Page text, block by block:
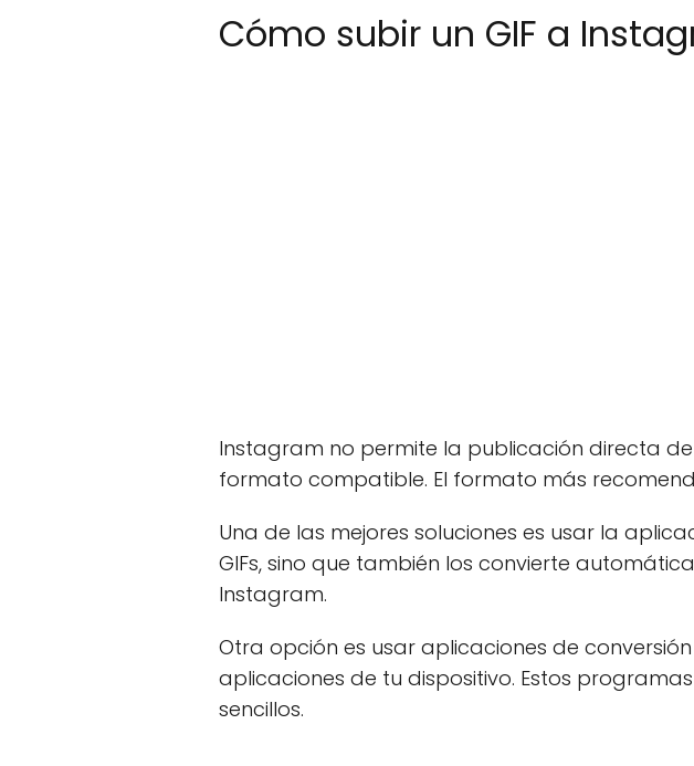
Cómo subir un GIF a
Instagram no permite la publicación directa
formato compatible. El formato más
Una de las mejores soluciones es usar la
GIFs, sino que también los convierte
Instagram.
Otra opción es usar aplicaciones de
aplicaciones de tu dispositivo. Estos
sencillos.